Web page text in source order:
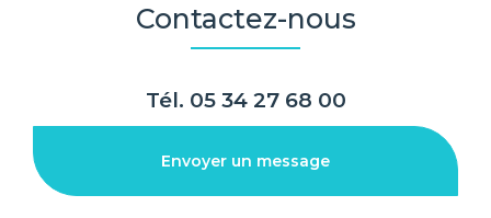
Contactez-nous
Tél. 05 34 27 68 00
Envoyer un message